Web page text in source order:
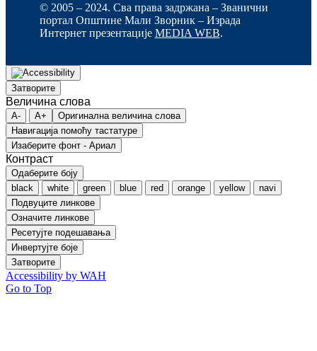
© 2005 – 2024. Сва права задржана – Званични
портал Општине Мали Зворник – Израда
Интернет презентације MEDIA WEB.
Затворите
Величина слова
A- A+
Оригинална величина слова
Навигација помоћу тастатуре
Изаберите фонт - Ариал
Контраст
Одаберите боју
black
white green blue red orange yellow
navi
Подвуците линкове
Означите линкове
Ресетујте подешавања
Инвертујте боје
Затворите
Accessibility by WAH
Go to Top